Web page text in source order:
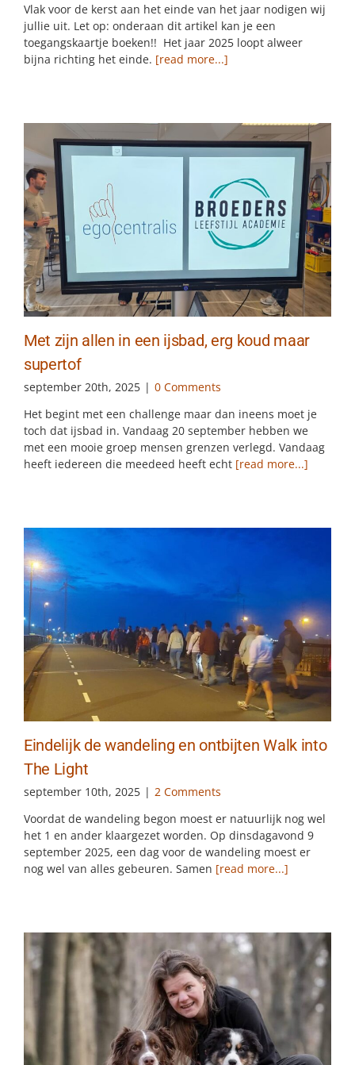
Vlak voor de kerst aan het einde van het jaar nodigen wij
jullie uit. Let op: onderaan dit artikel kan je een
toegangskaartje boeken!! Het jaar 2025 loopt alweer
bijna richting het einde. [read more...]
Met zijn allen in een ijsbad, erg koud maar
supertof
september 20th, 2025 | 0 Comments
Het begint met een challenge maar dan ineens moet je
toch dat ijsbad in. Vandaag 20 september hebben we
met een mooie groep mensen grenzen verlegd. Vandaag
heeft iedereen die meedeed heeft echt[read more...]
Eindelijk de wandeling en ontbijten Walk into
The Light
september 10th, 2025 | 2 Comments
Voordat de wandeling begon moest er natuurlijk nog wel
het 1 en ander klaargezet worden. Op dinsdagavond 9
september 2025, een dag voor de wandeling moest er
nog wel van alles gebeuren. Samen [read more...]